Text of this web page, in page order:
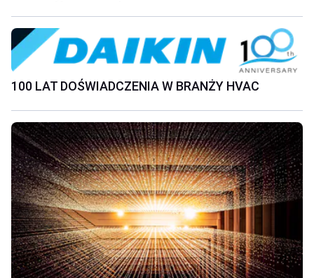
100 LAT DOŚWIADCZENIA W BRANŻY HVAC